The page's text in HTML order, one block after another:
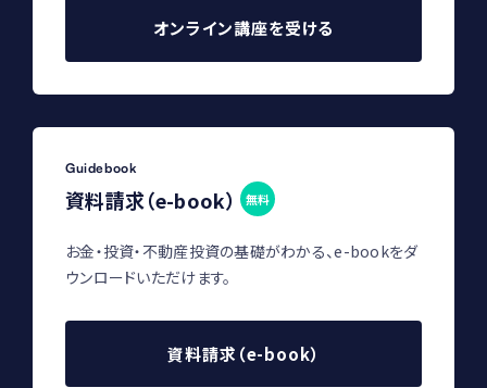
オンライン講座を受ける
Guidebook
資料請求（e-book） 無料
お金・投資・不動産投資の基礎がわかる、e-bookをダ
ウンロードいただけます。
資料請求（e-book）